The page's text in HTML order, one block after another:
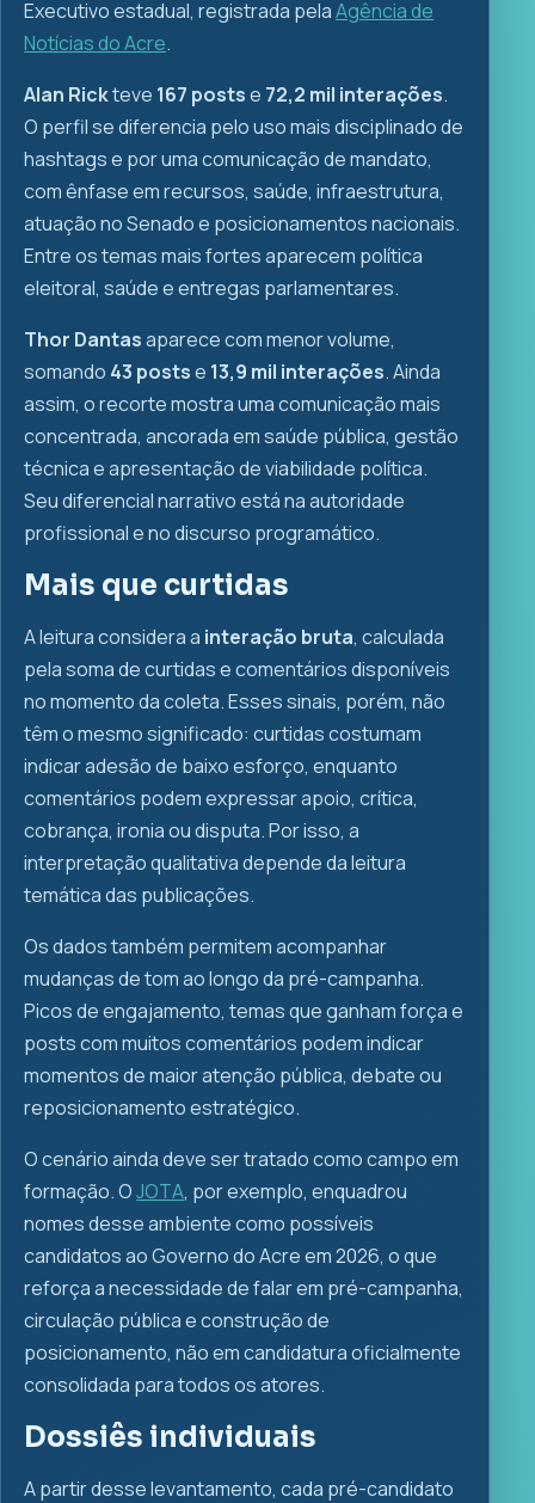
Executivo estadual, registrada pelaAgência de
Notícias do Acre.
Alan Rickteve 167 postse 72,2 mil interações.
O perfil se diferencia pelo uso mais disciplinado de
hashtags e por uma comunicação de mandato,
com ênfase em recursos, saúde, infraestrutura,
atuação no Senado e posicionamentos nacionais.
Entre os temas mais fortes aparecem política
eleitoral, saúde e entregas parlamentares.
Thor Dantasaparece com menor volume,
somando 43 postse 13,9 mil interações. Ainda
assim, o recorte mostra uma comunicação mais
concentrada, ancorada em saúde pública, gestão
técnica e apresentação de viabilidade política.
Seu diferencial narrativo está na autoridade
profissional e no discurso programático.
Mais que curtidas
A leitura considera a interação bruta, calculada
pela soma de curtidas e comentários disponíveis
no momento da coleta. Esses sinais, porém, não
têm o mesmo significado: curtidas costumam
indicar adesão de baixo esforço, enquanto
comentários podem expressar apoio, crítica,
cobrança, ironia ou disputa. Por isso, a
interpretação qualitativa depende da leitura
temática das publicações.
Os dados também permitem acompanhar
mudanças de tom ao longo da pré-campanha.
Picos de engajamento, temas que ganham força e
posts com muitos comentários podem indicar
momentos de maior atenção pública, debate ou
reposicionamento estratégico.
O cenário ainda deve ser tratado como campo em
formação. OJOTA, por exemplo, enquadrou
nomes desse ambiente como possíveis
candidatos ao Governo do Acre em 2026, o que
reforça a necessidade de falar em pré-campanha,
circulação pública e construção de
posicionamento, não em candidatura oficialmente
consolidada para todos os atores.
Dossiês individuais
A partir desse levantamento, cada pré-candidato